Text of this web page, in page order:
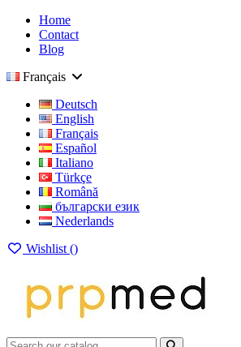
Home
Contact
Blog
Français
Deutsch
English
Français
Español
Italiano
Türkçe
Română
български език
Nederlands
Wishlist ()